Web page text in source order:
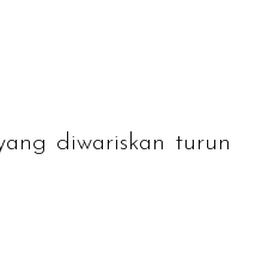
diwariskan turun